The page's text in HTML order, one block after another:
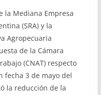
la Mediana Empresa
(SRA) y la
Agropecuaria
de la Cámara
(CNAT) respecto
fecha 3 de mayo del
la reducción de la